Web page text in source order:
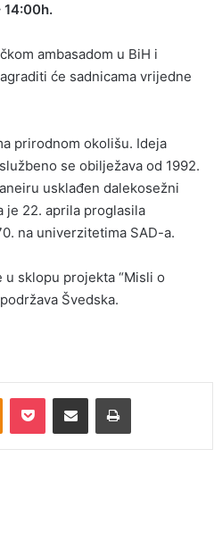
ambasadom u BiH i
će sadnicama vrijedne
prirodnom okolišu. Ideja
se obilježava od 1992.
usklađen dalekosežni
je 22. aprila proglasila
na univerzitetima SAD-a.
u sklopu projekta “Misli o
Švedska.
Odnoklassniki
Pocket Podijeli putem Emaila Print